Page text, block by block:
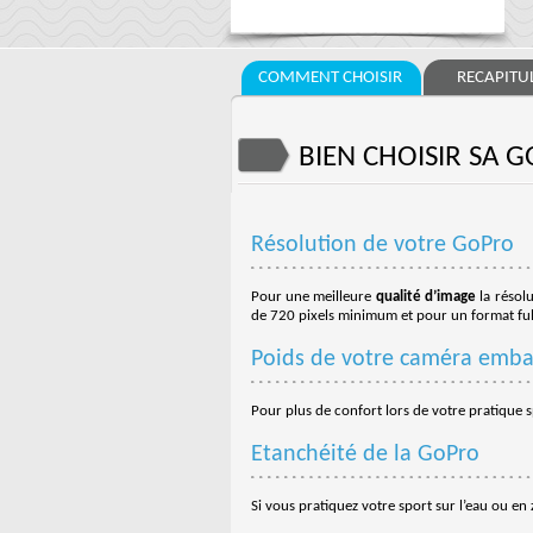
COMMENT CHOISIR
BIEN CHOISIR SA
Résolution de votre GoPro
Pour une meilleure qualité d’imagela
de 720 pixels minimum et pour un format
Poids de votre caméra
Pour plus de confort lors de votre pratique
Etanchéité de la GoPro
Si vous pratiquez votre sport sur l’eau ou